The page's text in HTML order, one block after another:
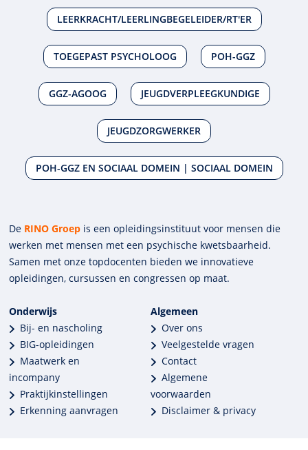
LEERKRACHT/LEERLINGBEGELEIDER/RT'ER
TOEGEPAST PSYCHOLOOG POH-GGZ
GGZ-AGOOG JEUGDVERPLEEGKUNDIGE
JEUGDZORGWERKER
POH-GGZ EN SOCIAAL DOMEIN | SOCIAAL DOMEIN
De RINO Groep is een opleidings­insti­tuut voor mensen die
werken met mensen met een psychische kwets­baar­heid.
Samen met onze top­docenten bieden we innova­tieve
opleidingen, cursussen en congres­sen op maat.
Onderwijs
Bij- en nascholing
BIG-opleidingen
Maatwerk en
incompany
Praktijkinstellingen
Erkenning aanvragen
Algemeen
Over ons
Veelgestelde vragen
Contact
Algemene
voorwaarden
Disclaimer & privacy